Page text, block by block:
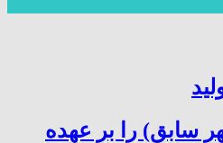
سابق) را بر عهده